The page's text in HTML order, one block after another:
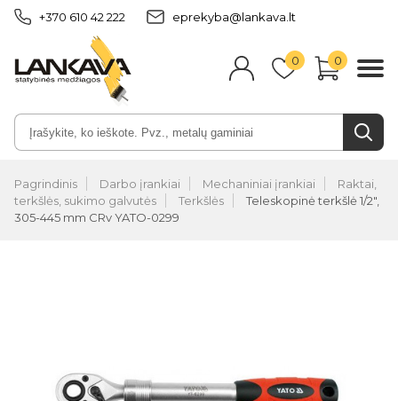
+370 610 42 222 eprekyba@lankava.lt
0 0
Pagrindinis Darbo įrankiai Mechaniniai įrankiai
Raktai,
terkšlės, sukimo galvutės
Terkšlės
Teleskopinė terkšlė 1/2",
305-445 mm CRv YATO-0299